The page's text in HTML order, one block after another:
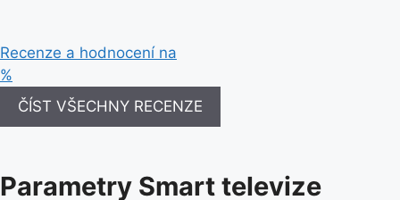
Recenze a hodnocení na
%
ČÍST VŠECHNY RECENZE
Parametry Smart televize